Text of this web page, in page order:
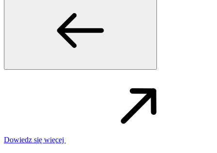
Dowiedz się więcej